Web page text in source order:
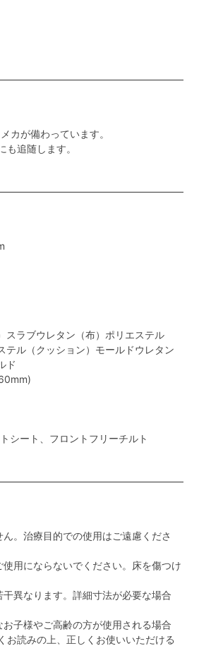
カが備わっています。
追随します。
ラブウレタン（布）ポリエステル
ル（クッション）モールドウレタン
ド
シート、フロントフリーチルト
。治療目的での使用はご遠慮くださ
用にならないでください。床を傷つけ
異なります。詳細寸法が必要な場合
子様やご高齢の方が使用される場合
お読みの上、正しくお使いいただける